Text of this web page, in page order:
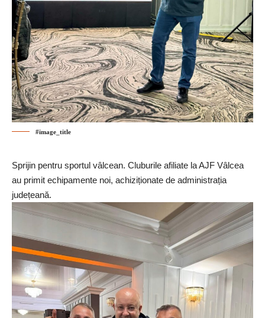
#image_title
Sprijin pentru sportul vâlcean. Cluburile afiliate la AJF Vâlcea
au primit echipamente noi, achiziționate de administrația
județeană.